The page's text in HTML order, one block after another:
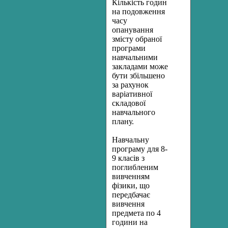
Кількість годин
на подовження
часу
опанування
змісту обраної
програми
навчальними
закладами може
бути збільшено
за рахунок
варіативної
складової
навчального
плану.
Навчальну
програму для 8-
9 класів з
поглибленим
вивченням
фізики, що
передбачає
вивчення
предмета по 4
години на